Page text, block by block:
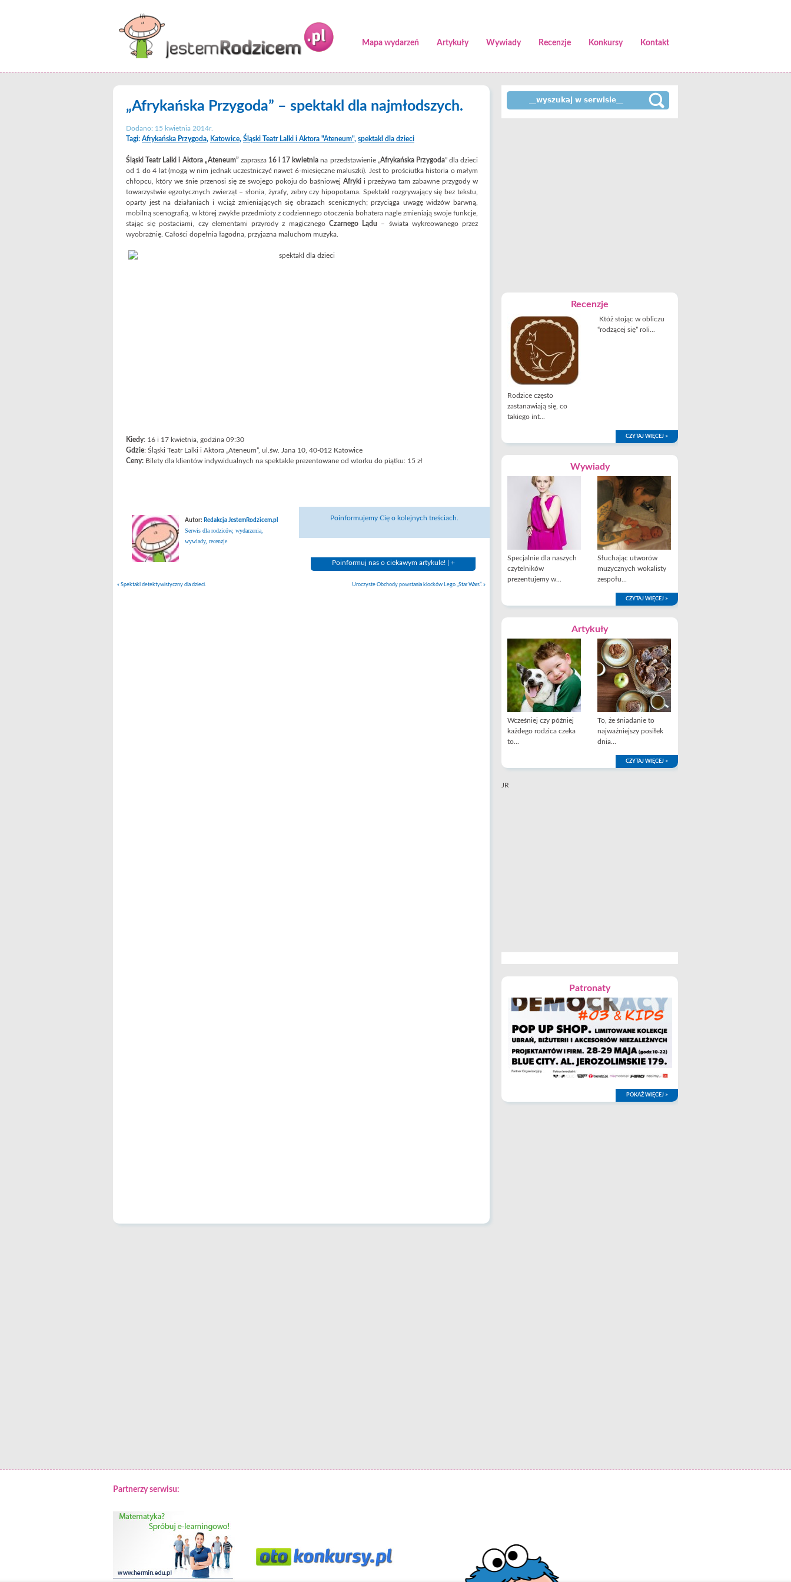
Mapa wydarzeń Artykuły Wywiady Recenzje Konkursy Kontakt
„Afrykańska Przygoda” – spektakl dla najmłodszych.
Dodano: 15 kwietnia 2014r.
Tagi: Afrykańska Przygoda, Katowice, Śląski Teatr Lalki i Aktora "Ateneum", spektakl dla dzieci
Śląski Teatr Lalki i Aktora „Ateneum”zaprasza 16 i 17 kwietnia na przedstawienie „Afrykańska Przygoda” dla dzieci
od 1 do 4 lat (mogą w nim jednak uczestniczyć nawet 6-miesięczne maluszki). Jest to prościutka historia o małym
chłopcu, który we śnie przenosi się ze swojego pokoju do baśniowejAfryki i przeżywa tam zabawne przygody w
towarzystwie egzotycznych zwierząt – słonia, żyrafy, zebry czy hipopotama. Spektakl rozgrywający się bez tekstu,
oparty jest na działaniach i wciąż zmieniających się obrazach scenicznych; przyciąga uwagę widzów barwną,
mobilną scenografią, w której zwykłe przedmioty z codziennego otoczenia bohatera nagle zmieniają swoje funkcje,
stając się postaciami, czy elementami przyrody z magicznego Czarnego Lądu – świata wykreowanego przez
wyobraźnię. Całości dopełnia łagodna, przyjazna maluchom muzyka.
Kiedy: 16 i 17 kwietnia, godzina 09:30
Gdzie: Śląski Teatr Lalki i Aktora „Ateneum”, ul.św. Jana 10, 40-012 Katowice
Ceny: Bilety dla klientów indywidualnych na spektakle prezentowane od wtorku do piątku: 15 zł
Autor: Redakcja JestemRodzicem.pl
Serwis dla rodziców, wydarzenia,
wywiady, recenzje
Poinformujemy Cię o kolejnych treściach.
Poinformuj nas o ciekawym artykule! | +
« Spektakl detektywistyczny dla dzieci. Uroczyste Obchody powstania klocków Lego „Star Wars”. »
Recenzje
Rodzice często
zastanawiają się, co
takiego int...
Któż stojąc w obliczu
“rodzącej się” roli...
CZYTAJ WIĘCEJ >
Wywiady
Specjalnie dla naszych
czytelników
prezentujemy w...
Słuchając utworów
muzycznych wokalisty
zespołu...
CZYTAJ WIĘCEJ >
Artykuły
Wcześniej czy później
każdego rodzica czeka
to...
To, że śniadanie to
najważniejszy posiłek
dnia...
CZYTAJ WIĘCEJ >
JR
Patronaty
POKAŻ WIĘCEJ >
Partnerzy serwisu: